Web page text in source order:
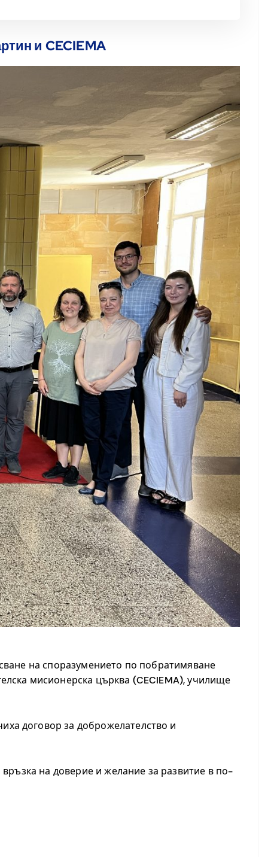
и CECIEMA
на споразумението по побратимяване
мисионерска църква (CECIEMA), училище
договор за доброжелателство и
връзка на доверие и желание за развитие в по-